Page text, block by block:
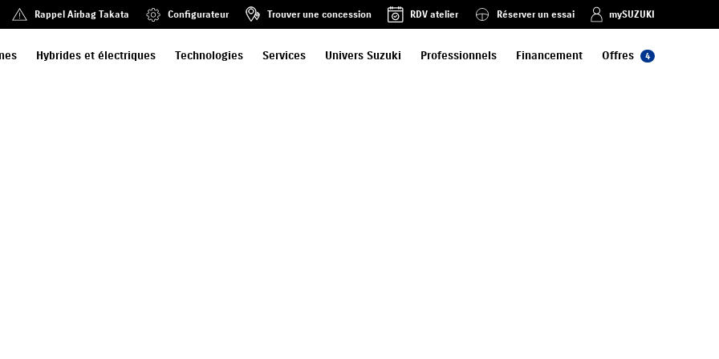
Rappel Airbag Takata Configurateur Trouver une concession RDV atelier Réserver un essai mySUZUKI
Hybrides et électriques Technologies Services Univers Suzuki Professionnels Financement Offres 4